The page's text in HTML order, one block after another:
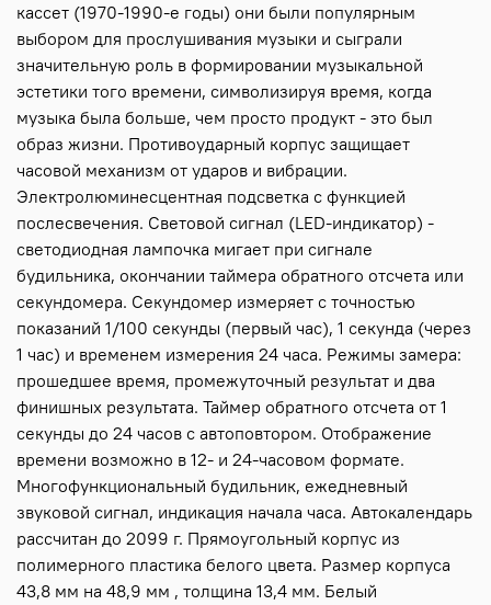
кассет (1970-1990-е годы) они были популярным
выбором для прослушивания музыки и сыграли
значительную роль в формировании музыкальной
эстетики того времени, символизируя время, когда
музыка была больше, чем просто продукт - это был
образ жизни. Противоударный корпус защищает
часовой механизм от ударов и вибрации.
Электролюминесцентная подсветка с функцией
послесвечения. Световой сигнал (LED-индикатор) -
светодиодная лампочка мигает при сигнале
будильника, окончании таймера обратного отсчета или
секундомера. Секундомер измеряет с точностью
показаний 1/100 секунды (первый час), 1 секунда (через
1 час) и временем измерения 24 часа. Режимы замера:
прошедшее время, промежуточный результат и два
финишных результата. Таймер обратного отсчета от 1
секунды до 24 часов с автоповтором. Отображение
времени возможно в 12- и 24-часовом формате.
Многофункциональный будильник, ежедневный
звуковой сигнал, индикация начала часа. Автокалендарь
рассчитан до 2099 г. Прямоугольный корпус из
полимерного пластика белого цвета. Размер корпуса
43,8 мм на 48,9 мм , толщина 13,4 мм. Белый